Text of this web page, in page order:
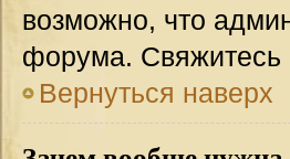
возможно, что
форума. Свяжитесь
Вернуться наверх